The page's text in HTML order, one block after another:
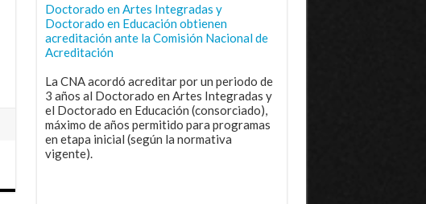
Doctorado en Artes Integradas y
Doctorado en Educación obtienen
acreditación ante la Comisión Nacional de
Acreditación
La CNA acordó acreditar por un periodo de
3 años al Doctorado en Artes Integradas y
el Doctorado en Educación (consorciado),
máximo de años permitido para programas
en etapa inicial (según la normativa
vigente).